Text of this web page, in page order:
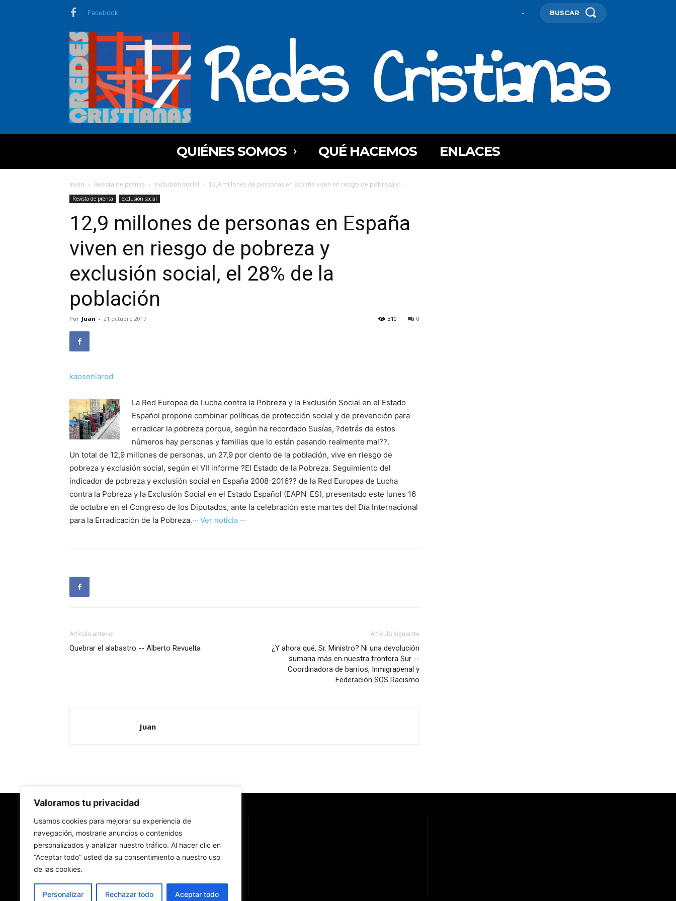
Valoramos tu privacidad
Usamos cookies para mejorar su experiencia de
navegación, mostrarle anuncios o contenidos
personalizados y analizar nuestro tráfico. Al hacer clic en
“Aceptar todo” usted da su consentimiento a nuestro uso
de las cookies.
Personalizar Rechazar todo Aceptar todo
Facebook - BUSCAR
Redes Cristianas
QUIÉNES SOMOS QUÉ HACEMOS ENLACES
Inicio Revista de prensa exclusión social 12,9 millones de personas en España viven en riesgo de pobreza y...
Revista de prensa exclusión social
12,9 millones de personas en España
viven en riesgo de pobreza y
exclusión social, el 28% de la
población
Por Juan - 21 octubre 2017 0
310
kaosenlared
La Red Europea de Lucha contra la Pobreza y la Exclusión Social en el Estado
Español propone combinar políticas de protección social y de prevención para
erradicar la pobreza porque, según ha recordado Susías, ?detrás de estos
números hay personas y familias que lo están pasando realmente mal??.
Un total de 12,9 millones de personas, un 27,9 por ciento de la población, vive en riesgo de
pobreza y exclusión social, según el VII informe ?El Estado de la Pobreza. Seguimiento del
indicador de pobreza y exclusión social en España 2008-2016?? de la Red Europea de Lucha
contra la Pobreza y la Exclusión Social en el Estado Español (EAPN-ES), presentado este lunes 16
de octubre en el Congreso de los Diputados, ante la celebración este martes del Día Internacional
para la Erradicación de la Pobreza.··· Ver noticia ···
Artículo anterior
Quebrar el alabastro -- Alberto Revuelta
Artículo siguiente
¿Y ahora qué, Sr. Ministro? Ni una devolución
sumaria más en nuestra frontera Sur --
Coordinadora de barrios, Inmigrapenal y
Federación SOS Racismo
Juan
Redes Cristianas
Una mirada alternativa sobre la Iglesia católica y la
- Colectivos de Redes Cristianas